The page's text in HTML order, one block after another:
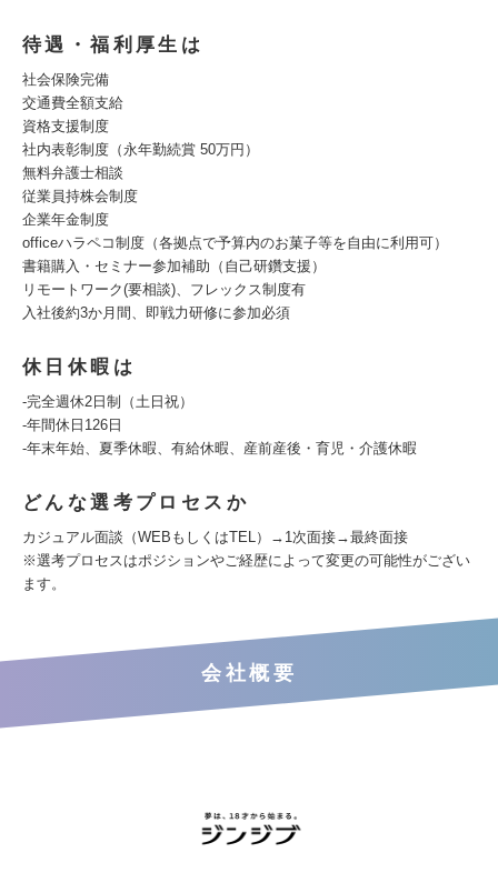
待遇・福利厚生は
社会保険完備
交通費全額支給
資格支援制度
社内表彰制度（永年勤続賞 50万円）
無料弁護士相談
従業員持株会制度
企業年金制度
officeハラペコ制度（各拠点で予算内のお菓子等を自由に利用可）
書籍購入・セミナー参加補助（自己研鑽支援）
リモートワーク(要相談)、フレックス制度有
入社後約3か月間、即戦力研修に参加必須
休日休暇は
-完全週休2日制（土日祝）
-年間休日126日
-年末年始、夏季休暇、有給休暇、産前産後・育児・介護休暇
どんな選考プロセスか
カジュアル面談（WEBもしくはTEL）→1次面接→最終面接
※選考プロセスはポジションやご経歴によって変更の可能性がござい
ます。
会社概要